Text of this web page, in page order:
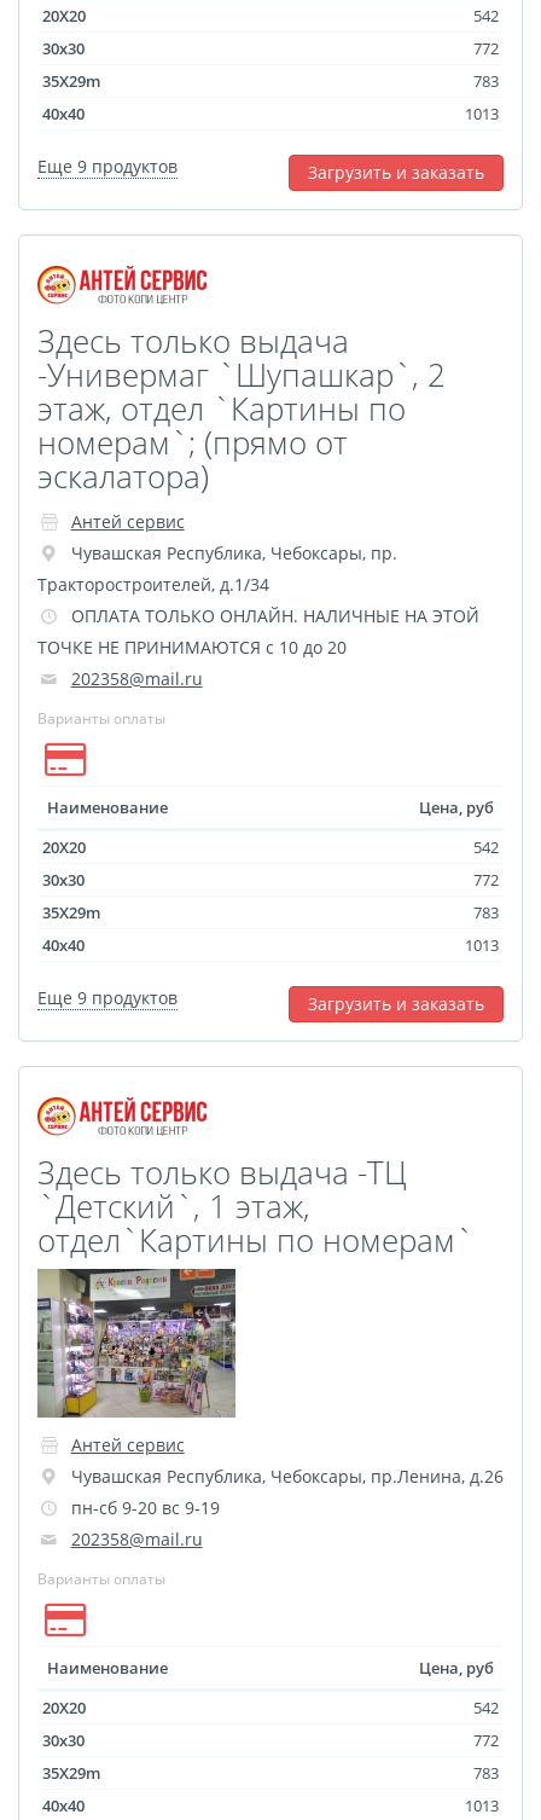
Фото на толстовках
Оживающая трек
пластинка
Фреймы в фоторамках
Постеры с дизайном
Фотострипы
Фотокарточки в стиле
Инстаграм
Гекса История
Календарь на холсте
Новогодние мешки для
подарков
Школьный дневник
Сшивка документов
Бейджи
Наклейки для
маркетплейсов
Лазерная гравировка
Подарочные
сертификаты
3D-стикеры
Фотокарточки в стиле
Фото на украшениях
Сувениры Новый год
Фотокарточки в стиле
Полароид
Игрушки с фото
DTF-печать
Гирлянды с фото
Календарь магнитный
Термокружки
Термосы
Грамоты
Дипломы
Благодарности
Листовки
Флаеры
Сертификаты
20X20
542
30x30
772
35X29m
783
40x40
1013
Еще 9 продуктов Загрузить и заказать
Здесь только выдача
-Универмаг `Шупашкар`, 2
этаж, отдел `Картины по
номерам`; (прямо от
эскалатора)
Антей сервис
Чувашская Республика, Чебоксары, пр.
Тракторостроителей, д.1/34
ОПЛАТА ТОЛЬКО ОНЛАЙН. НАЛИЧНЫЕ НА ЭТОЙ
ТОЧКЕ НЕ ПРИНИМАЮТСЯ с 10 до 20
202358@mail.ru
Варианты оплаты
Наименование
Цена, руб
20X20
542
30x30
772
35X29m
783
40x40
1013
Еще 9 продуктов Загрузить и заказать
Здесь только выдача -ТЦ
`Детский`, 1 этаж,
отдел`Картины по номерам`
Антей сервис
Чувашская Республика, Чебоксары, пр.Ленина, д.26
пн-сб 9-20 вс 9-19
202358@mail.ru
Варианты оплаты
Наименование
Цена, руб
20X20
542
30x30
772
35X29m
783
40x40
1013